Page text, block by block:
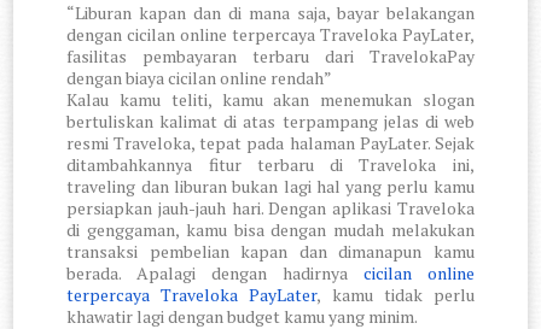
“Liburan kapan dan di mana saja, bayar belakangan
dengan cicilan online terpercaya Traveloka PayLater,
fasilitas pembayaran terbaru dari TravelokaPay
dengan biaya cicilan online rendah”
Kalau kamu teliti, kamu akan menemukan slogan
bertuliskan kalimat di atas terpampang jelas di web
resmi Traveloka, tepat pada halaman PayLater. Sejak
ditambahkannya fitur terbaru di Traveloka ini,
traveling dan liburan bukan lagi hal yang perlu kamu
persiapkan jauh-jauh hari. Dengan aplikasi Traveloka
di genggaman, kamu bisa dengan mudah melakukan
transaksi pembelian kapan dan dimanapun kamu
berada. Apalagi dengan hadirnya cicilan online
terpercaya Traveloka PayLater, kamu tidak perlu
khawatir lagi dengan budget kamu yang minim.